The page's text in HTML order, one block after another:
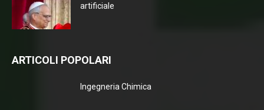
artificiale
ARTICOLI POPOLARI
Ingegneria Chimica